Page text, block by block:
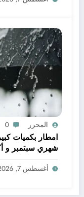
المحرر 0
امطار بكميات
شهري سبتمبر و
2026 الجزائر
أغسطس 7, 2026